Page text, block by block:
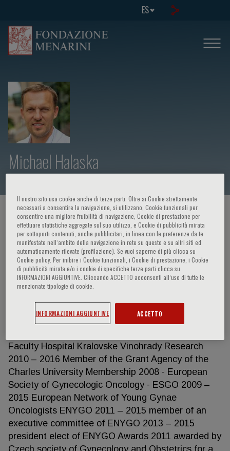
ES
Michael Halaska
HOME PAGE / CURSOS Y EVENTOS / ORADOR
Michael Halaska
director of the Dept. of Obstetrics and Gynecology,
Faculty Hospital Kralovske Vinohrady Research
2010 – 2016 Member of the Grant Agency of the
Charles University Membership 2008 - European
Society of Gynecologic Oncology - ESGO 2009 –
2015 European Network of Young Gynae
Oncologists ENYGO 2011 – 2015 member of an
executive committee of ENYGO 2013 – 2015
president elect of ENYGO Awards 2011 awarded by
Czech society of Gynecology and Obstetrics for a
Il nostro sito usa cookie anche di terze parti. Oltre ai Cookie strettamente
necessari a consentire la navigazione, si utilizzano, Cookie funzionali per
consentire una migliore fruibilità di navigazione, Cookie di prestazione per
effettuare statistiche aggregate sul suo utilizzo, e Cookie di pubblicità mirata
per sottoporti contenuti, anche pubblicitari, in linea con le preferenze da te
manifestate nell‘ambito della navigazione in rete su questo e su altri siti ed
automaticamente rilevate (profilazione). Se vuoi saperne di più clicca su
Cookie policy. Per inibire i Cookie funzionali, i Cookie di prestazione, i Cookie
di pubblicità mirata e/o i cookie di specifiche terze parti clicca su
INFORMAZIONI AGGIUNTIVE. Cliccando ACCETTO acconsenti all’uso di tutte le
menzionate tipologie di cookie.
INFORMAZIONI AGGIUNTIVE ACCETTO